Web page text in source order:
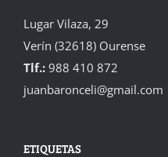
Lugar Vilaza, 29
Verín (32618) Ourense
Tlf.: 988 410 872
juanbaronceli@gmail.com
ETIQUETAS